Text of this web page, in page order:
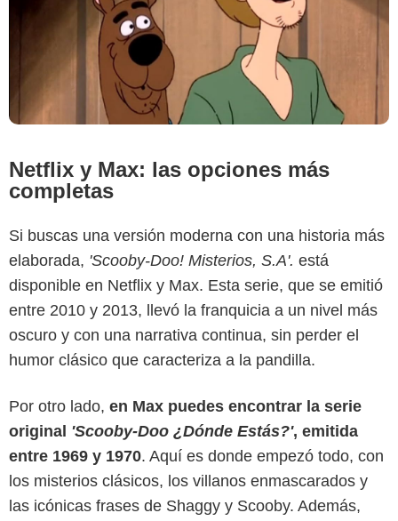
Netflix y Max: las opciones más
completas
Si buscas una versión moderna con una historia más
elaborada, 'Scooby-Doo! Misterios, S.A'. está
disponible en Netflix y Max. Esta serie, que se emitió
entre 2010 y 2013, llevó la franquicia a un nivel más
oscuro y con una narrativa continua, sin perder el
humor clásico que caracteriza a la pandilla.
Por otro lado, en Max puedes encontrar la serie
original 'Scooby-Doo ¿Dónde Estás?', emitida
entre 1969 y 1970. Aquí es donde empezó todo, con
los misterios clásicos, los villanos enmascarados y
las icónicas frases de Shaggy y Scooby. Además,
Prime Video